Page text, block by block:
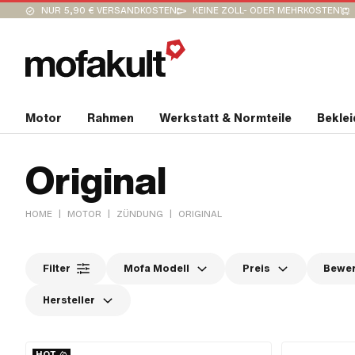
NUR 5,90 € VERSANDKOSTEN KEINE ZOLL- ODER MEHRKOSTEN
Motor Rahmen Werkstatt & Normteile
Original
HOME | MOTOR | ZÜNDUNG | ORIGINAL
Filter Mofa Modell Preis
Hersteller